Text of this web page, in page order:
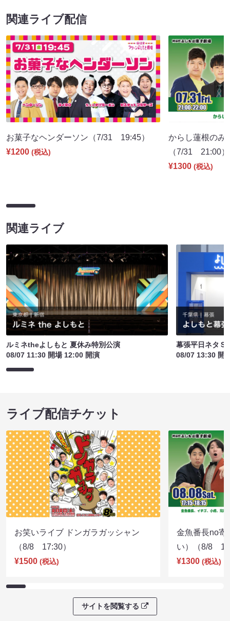
関連ライブ配信
お菓子なヘンダーソン（7/31 19:45）
¥1200 (税込)
からし蓮根のみ
（7/31 21:00）
¥1300 (税込)
関連ライブ
ルミネtheよしもと 夏休み特別公演
08/07 11:30 開場 12:00 開演
幕張平日ネタＳ
08/07 13:30 開
ライブ配信チケット
お笑いライブ ドンガラガッシャン
（8/8 17:30）
¥1500 (税込)
金魚番長no寄
い）（8/8
¥1300 (税込)
サイトを閲覧する